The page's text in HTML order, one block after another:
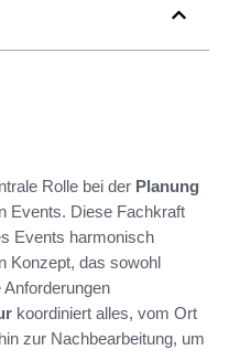
Rolle bei der Planung
Events. Diese Fachkraft
Events harmonisch
Konzept, das sowohl
koordiniert alles, vom Ort
zur Nachbearbeitung, um